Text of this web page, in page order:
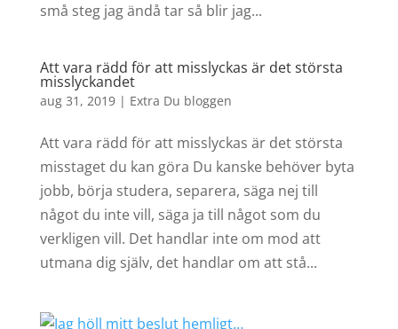
små steg jag ändå tar så blir jag...
Att vara rädd för att misslyckas är det största
misslyckandet
aug 31, 2019| Extra Du bloggen
Att vara rädd för att misslyckas är det största
misstaget du kan göra Du kanske behöver byta
jobb, börja studera, separera, säga nej till
något du inte vill, säga ja till något som du
verkligen vill. Det handlar inte om mod att
utmana dig själv, det handlar om att stå...